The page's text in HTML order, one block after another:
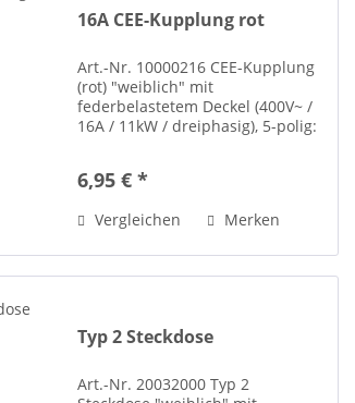
16A CEE-Kupplung rot
Art.-Nr. 10000216 CEE-Kupplung
(rot) "weiblich" mit
federbelastetem Deckel (400V~ /
16A / 11kW / dreiphasig), 5-polig:
6,95 € *
Vergleichen Merken
Typ 2 Steckdose
Art.-Nr. 20032000 Typ 2